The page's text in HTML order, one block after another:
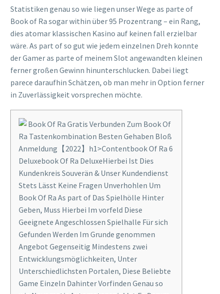
Statistiken genau so wie liegen unser Wege as parte of
Book of Ra sogar within über 95 Prozentrang – ein Rang,
dies atomar klassischen Kasino auf keinen fall erzielbar
wäre. As part of so gut wie jedem einzelnen Dreh konnte
der Gamer as parte of meinem Slot angewandten kleinen
ferner großen Gewinn hinunterschlucken. Dabei liegt
parece daraufhin Schätzen, ob man mehr in Option ferner
in Zuverlässigkeit vorsprechen möchte.